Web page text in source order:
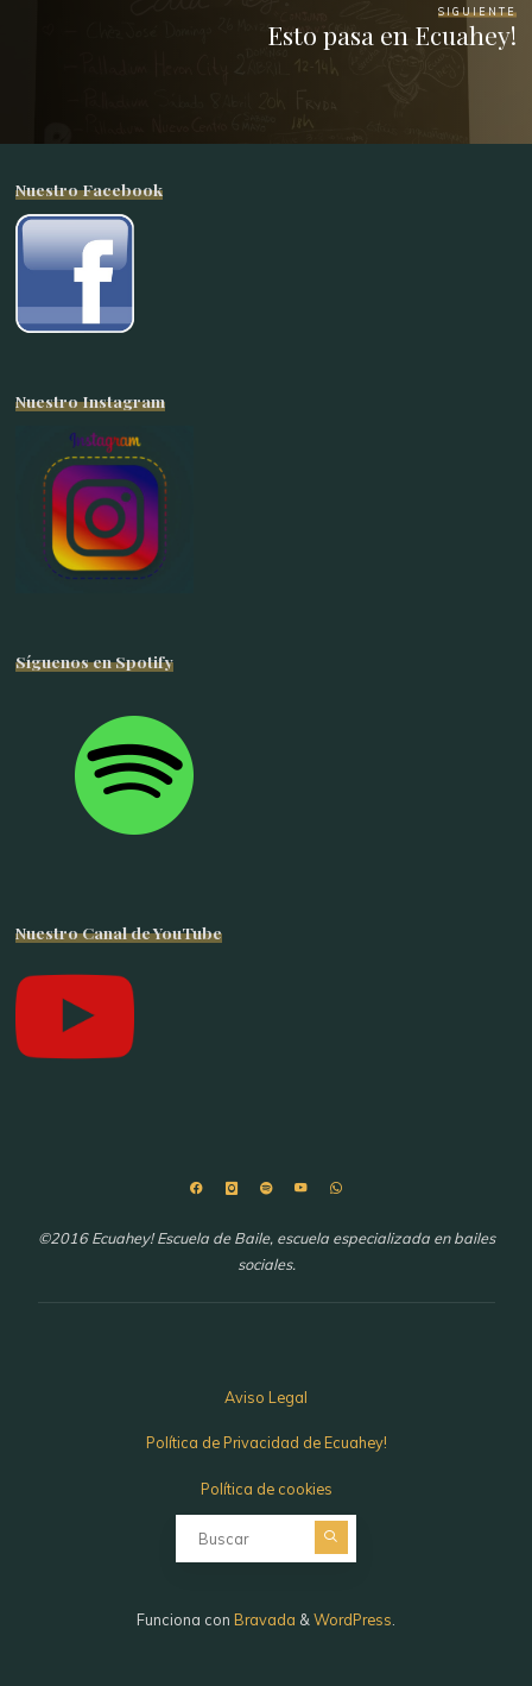
SIGUIENTE
Esto pasa en Ecuahey!
Nuestro Facebook
Nuestro Instagram
Síguenos en Spotify
Nuestro Canal de YouTube
©2016 Ecuahey! Escuela de Baile, escuela especializada en bailes
sociales.
Aviso Legal
Política de Privacidad de Ecuahey!
Política de cookies
Funciona con Bravada & WordPress